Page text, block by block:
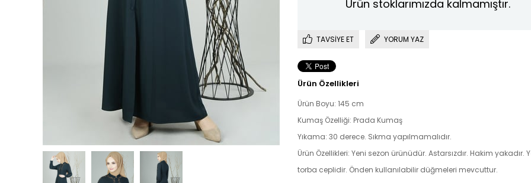
Ürün stoklarımızda kalmamıştır.
TAVSIYE ET YORUM YAZ
Ürün Özellikleri
Ürün Boyu: 145 cm
Kumaş Özelliği: Prada Kumaş
Yıkama: 30 derece. Sıkma yapılmamalıdır.
Ürün Özellikleri: Yeni sezon ürünüdür. Astarsızdır. Hakim yakadır.
torba ceplidir. Önden kullanılabilir düğmeleri mevcuttur.